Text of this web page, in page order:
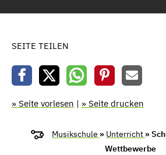
SEITE TEILEN
» Seite vorlesen | » Seite drucken
Musikschule » Unterricht »
Wettbewerbe